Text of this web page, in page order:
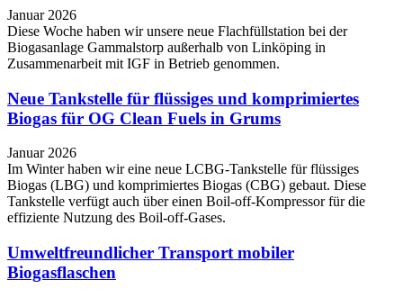
Januar 2026
Diese Woche haben wir unsere neue Flachfüllstation bei der
Biogasanlage Gammalstorp außerhalb von Linköping in
Zusammenarbeit mit IGF in Betrieb genommen.
Neue Tankstelle für flüssiges und komprimiertes
Biogas für OG Clean Fuels in Grums
Januar 2026
Im Winter haben wir eine neue LCBG-Tankstelle für flüssiges
Biogas (LBG) und komprimiertes Biogas (CBG) gebaut. Diese
Tankstelle verfügt auch über einen Boil-off-Kompressor für die
effiziente Nutzung des Boil-off-Gases.
Umweltfreundlicher Transport mobiler
Biogasflaschen